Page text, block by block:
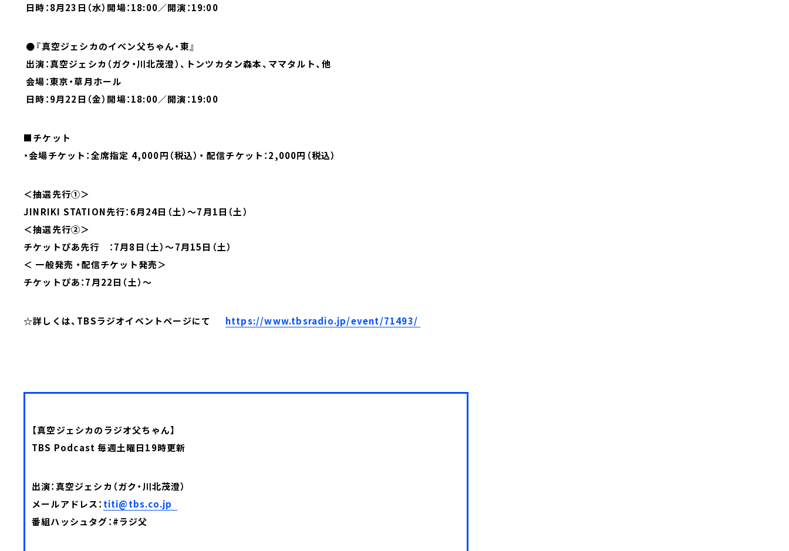
日時：8月23日（水）開場：18:00／開演：19:00
●『真空ジェシカのイベン父ちゃん・東』
出演：真空ジェシカ（ガク・川北茂澄）、トンツカタン森本、ママタルト、他
会場：東京・草月ホール
日時：9月22日（金）開場：18:00／開演：19:00
■チケット
・会場チケット：全席指定 4,000円（税込）・ 配信チケット：2,000円（税込）
＜抽選先行①＞
JINRIKI STATION先行：6月24日（土）～7月1日（土）
＜抽選先行②＞
チケットぴあ先行 ：7月8日（土）～7月15日（土）
＜ 一般発売 ・配信チケット発売＞
チケットぴあ：7月22日（土）～
☆詳しくは、TBSラジオイベントページにて https://www.tbsradio.jp/event/71493/
【真空ジェシカのラジオ父ちゃん】
TBS Podcast 毎週土曜日19時更新
出演：真空ジェシカ（ガク・川北茂澄）
メールアドレス： titi@tbs.co.jp
番組ハッシュタグ：#ラジ父